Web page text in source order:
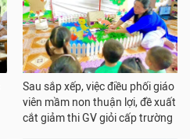
Sau sắp xếp, việc điều phối giáo
viên mầm non thuận lợi, đề xuất
cắt giảm thi GV giỏi cấp trường